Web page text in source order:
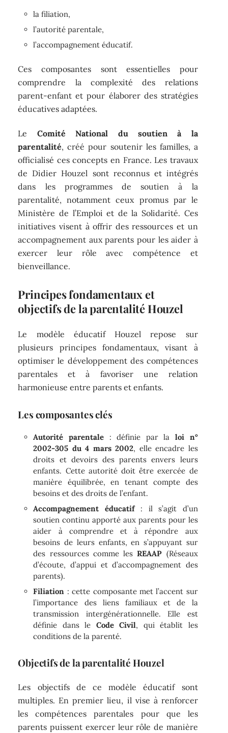
la filiation,
l’autorité parentale,
l’accompagnement éducatif.
Ces composantes sont essentielles pour
comprendre la complexité des relations
parent-enfant et pour élaborer des stratégies
éducatives adaptées.
Le Comité National du soutien à la
parentalité, créé pour soutenir les familles, a
officialisé ces concepts en France. Les travaux
de Didier Houzel sont reconnus et intégrés
dans les programmes de soutien à la
parentalité, notamment ceux promus par le
Ministère de l’Emploi et de la Solidarité. Ces
initiatives visent à offrir des ressources et un
accompagnement aux parents pour les aider à
exercer leur rôle avec compétence et
bienveillance.
Principes fondamentaux et
objectifs de la parentalité Houzel
Le modèle éducatif Houzel repose sur
plusieurs principes fondamentaux, visant à
optimiser le développement des compétences
parentales et à favoriser une relation
harmonieuse entre parents et enfants.
Les composantes clés
Autorité parentale: définie par laloi n°
2002-305 du 4 mars 2002, elle encadre les
droits et devoirs des parents envers leurs
enfants. Cette autorité doit être exercée de
manière équilibrée, en tenant compte des
besoins et des droits de l’enfant.
Accompagnement éducatif: il s’agit d’un
soutien continu apporté aux parents pour les
aider à comprendre et à répondre aux
besoins de leurs enfants, en s’appuyant sur
des ressources comme lesREAAP (Réseaux
d’écoute, d’appui et d’accompagnement des
parents).
Filiation : cette composante met l’accent sur
l’importance des liens familiaux et de la
transmission intergénérationnelle. Elle est
définie dans le Code Civil, qui établit les
conditions de la parenté.
Objectifs de la parentalité Houzel
Les objectifs de ce modèle éducatif sont
multiples. En premier lieu, il vise à renforcer
les compétences parentales pour que les
parents puissent exercer leur rôle de manière